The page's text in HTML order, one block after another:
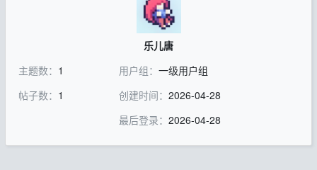
乐儿唐
主题数： 1
帖子数： 1
用户组： 一级用户组
创建时间： 2026-04-28
最后登录： 2026-04-28